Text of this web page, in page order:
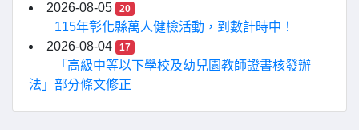
2026-08-05
20
115年彰化縣萬人健檢活動，到數計時中！
2026-08-04
17
「高級中等以下學校及幼兒園教師證書核發辦
法」部分條文修正